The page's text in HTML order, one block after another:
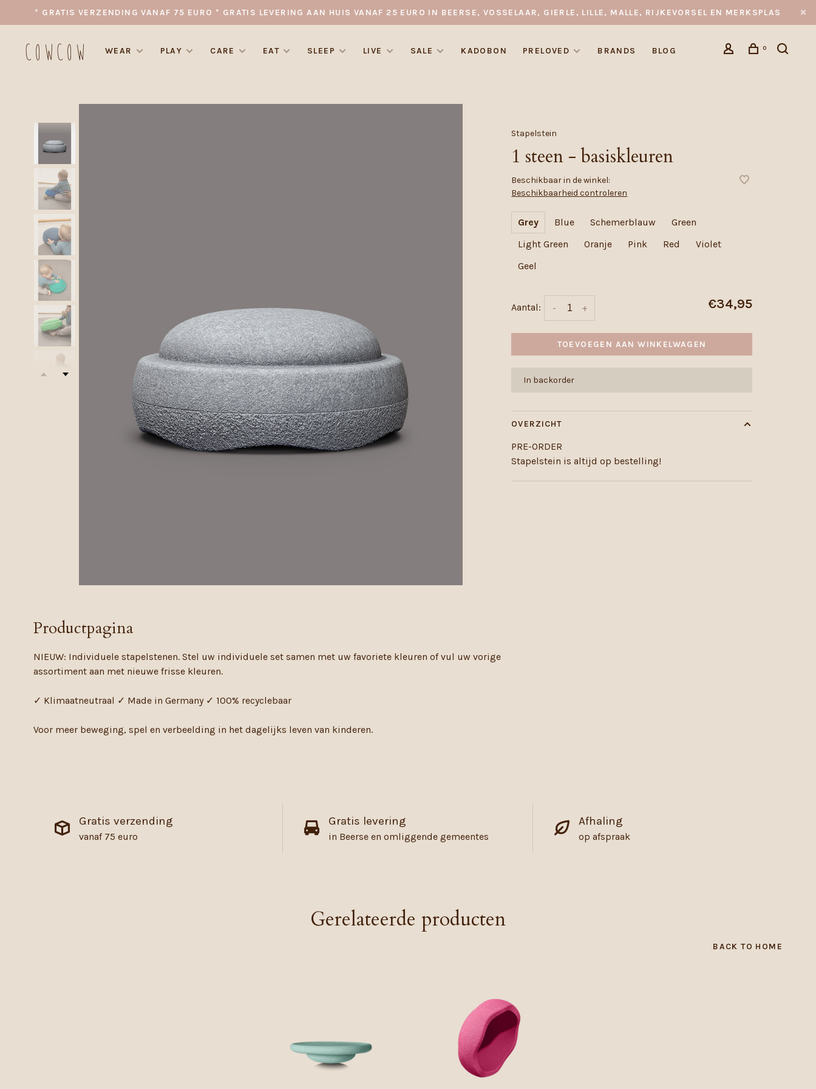
* GRATIS VERZENDING VANAF 75 EURO * GRATIS LEVERING AAN HUIS VANAF 25 EURO IN BEERSE, VOSSELAAR, GIERLE, LILLE, MALLE, RIJKEVORSEL EN MERKSPLAS
WEAR PLAY CARE EAT SLEEP LIVE SALE KADOBON PRELOVED BRANDS BLOG 0
Stapelstein
1 steen - basiskleuren
Beschikbaar in de winkel:
Beschikbaarheid controleren
Grey Blue Schemerblauw
Green
Light Green
Oranje Pink Red
Violet
Geel
Aantal: +
- €34,95
TOEVOEGEN AAN WINKELWAGEN
In backorder
OVERZICHT
PRE-ORDER
Stapelstein is altijd op bestelling!
Productpagina
NIEUW: Individuele stapelstenen. Stel uw individuele set samen met uw favoriete kleuren of vul uw vorige
assortiment aan met nieuwe frisse kleuren.
✓ Klimaatneutraal ✓ Made in Germany ✓ 100% recyclebaar
Voor meer beweging, spel en verbeelding in het dagelijks leven van kinderen.
Gratis verzending
vanaf 75 euro
Gratis levering
in Beerse en omliggende gemeentes
Afhaling
op afspraak
Gerelateerde producten
BACK TO HOME